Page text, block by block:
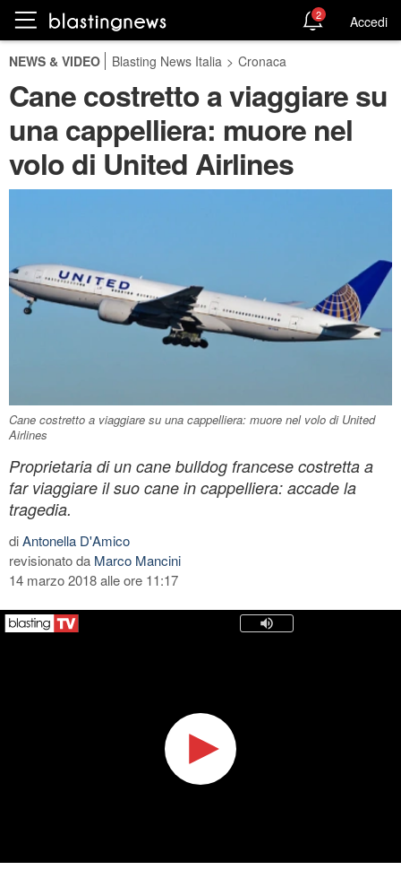
2 Accedi
NEWS & VIDEO Blasting News Italia > Cronaca
Cane costretto a viaggiare su
una cappelliera: muore nel
volo di United Airlines
Cane costretto a viaggiare su una cappelliera: muore nel volo di United
Airlines
Proprietaria di un cane bulldog francese costretta a
far viaggiare il suo cane in cappelliera: accade la
tragedia.
diAntonella D'Amico
revisionato da Marco Mancini
14 marzo 2018 alle ore 11:17